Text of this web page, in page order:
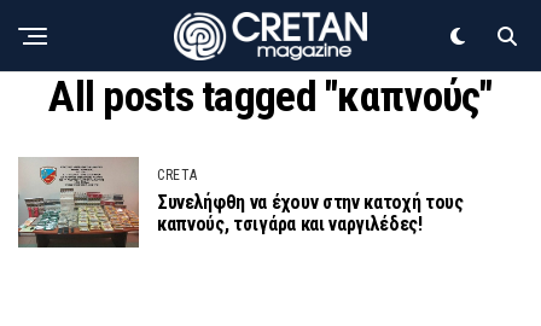
All posts tagged "καπνούς"
CRETA
Συνελήφθη να έχουν στην κατοχή τους
καπνούς, τσιγάρα και ναργιλέδες!